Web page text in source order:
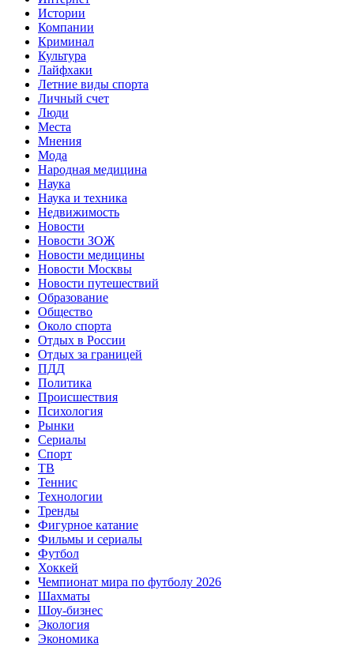
Истории
Компании
Криминал
Культура
Лайфхаки
Летние виды спорта
Личный счет
Люди
Места
Мнения
Мода
Народная медицина
Наука
Наука и техника
Недвижимость
Новости
Новости ЗОЖ
Новости медицины
Новости Москвы
Новости путешествий
Образование
Общество
Около спорта
Отдых в России
Отдых за границей
ПДД
Политика
Происшествия
Психология
Рынки
Сериалы
Спорт
ТВ
Теннис
Технологии
Тренды
Фигурное катание
Фильмы и сериалы
Футбол
Хоккей
Чемпионат мира по футболу 2026
Шахматы
Шоу-бизнес
Экология
Экономика